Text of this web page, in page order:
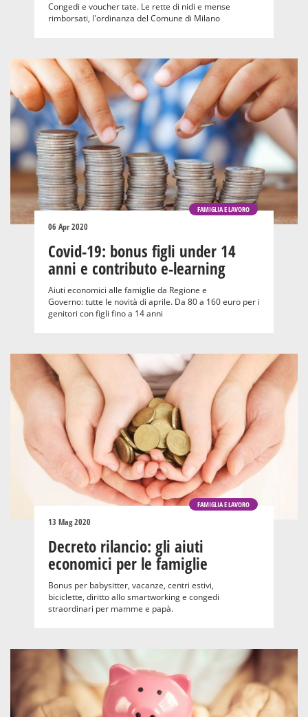
Congedi e voucher tate. Le rette di nidi e mense
rimborsati, l'ordinanza del Comune di Milano
FAMIGLIA E LAVORO
06 Apr 2020
Covid-19: bonus figli under 14
anni e contributo e-learning
Aiuti economici alle famiglie da Regione e
Governo: tutte le novità di aprile. Da 80 a 160 euro per i
genitori con figli fino a 14 anni
FAMIGLIA E LAVORO
13 Mag 2020
Decreto rilancio: gli aiuti
economici per le famiglie
Bonus per babysitter, vacanze, centri estivi,
biciclette, diritto allo smartworking e congedi
straordinari per mamme e papà.